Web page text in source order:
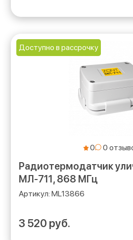
Доступно в рассрочку
0
Радиотермодатчик
МЛ-711, 868 МГц
ML13866
3 520 руб.